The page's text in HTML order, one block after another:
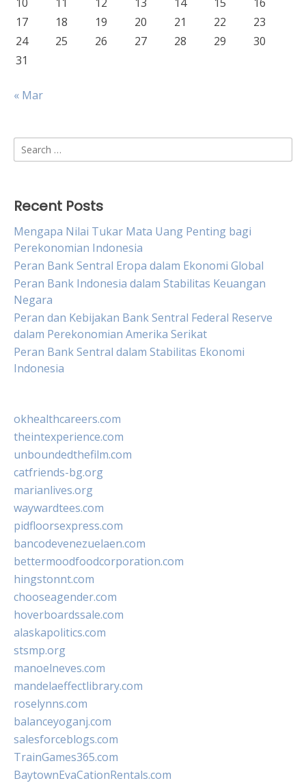
17
18 19 20 21 22
23
24
25 26 27 28 29
30
31
« Mar
Search
for:
Recent Posts
Mengapa Nilai Tukar Mata Uang Penting bagi
Perekonomian Indonesia
Peran Bank Sentral Eropa dalam Ekonomi Global
Peran Bank Indonesia dalam Stabilitas Keuangan
Negara
Peran dan Kebijakan Bank Sentral Federal Reserve
dalam Perekonomian Amerika Serikat
Peran Bank Sentral dalam Stabilitas Ekonomi
Indonesia
okhealthcareers.com
theintexperience.com
unboundedthefilm.com
catfriends-bg.org
marianlives.org
waywardtees.com
pidfloorsexpress.com
bancodevenezuelaen.com
bettermoodfoodcorporation.com
hingstonnt.com
chooseagender.com
hoverboardssale.com
alaskapolitics.com
stsmp.org
manoelneves.com
mandelaeffectlibrary.com
roselynns.com
balanceyoganj.com
salesforceblogs.com
TrainGames365.com
BaytownEvaCationRentals.com